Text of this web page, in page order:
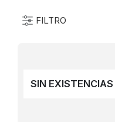
FILTRO
SIN EXISTENCIAS